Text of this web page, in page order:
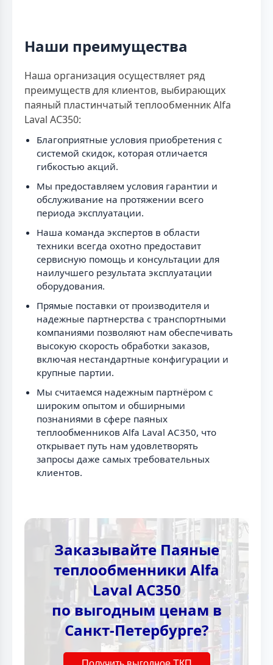
Наши преимущества
Наша организация осуществляет ряд
преимуществ для клиентов, выбирающих
паяный пластинчатый теплообменник Alfa
Laval AC350:
Благоприятные условия приобретения с
системой скидок, которая отличается
гибкостью акций.
Мы предоставляем условия гарантии и
обслуживание на протяжении всего
периода эксплуатации.
Наша команда экспертов в области
техники всегда охотно предоставит
сервисную помощь и консультации для
наилучшего результата эксплуатации
оборудования.
Прямые поставки от производителя и
надежные партнерства с транспортными
компаниями позволяют нам обеспечивать
высокую скорость обработки заказов,
включая нестандартные конфигурации и
крупные партии.
Мы считаемся надежным партнёром с
широким опытом и обширными
познаниями в сфере паяных
теплообменников Alfa Laval AC350, что
открывает путь нам удовлетворять
запросы даже самых требовательных
клиентов.
Заказывайте Паяные
теплообменники Alfa
Laval AC350
по выгодным ценам в
Санкт-Петербурге?